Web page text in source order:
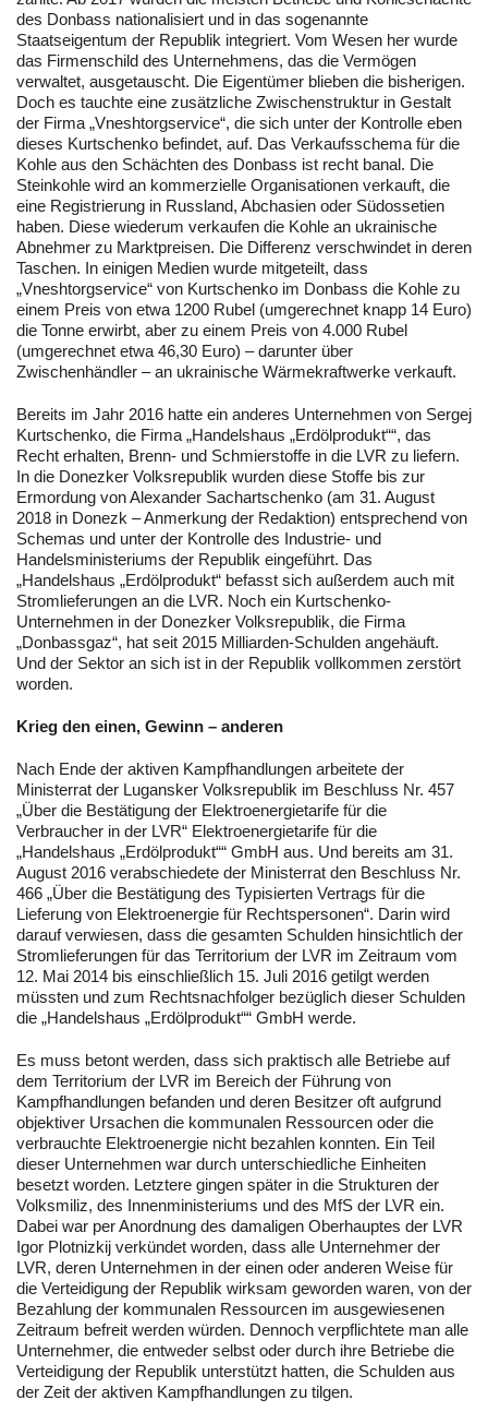
des Donbass nationalisiert und in das sogenannte
Staatseigentum der Republik integriert. Vom Wesen her wurde
das Firmenschild des Unternehmens, das die Vermögen
verwaltet, ausgetauscht. Die Eigentümer blieben die bisherigen.
Doch es tauchte eine zusätzliche Zwischenstruktur in Gestalt
der Firma „Vneshtorgservice“, die sich unter der Kontrolle eben
dieses Kurtschenko befindet, auf. Das Verkaufsschema für die
Kohle aus den Schächten des Donbass ist recht banal. Die
Steinkohle wird an kommerzielle Organisationen verkauft, die
eine Registrierung in Russland, Abchasien oder Südossetien
haben. Diese wiederum verkaufen die Kohle an ukrainische
Abnehmer zu Marktpreisen. Die Differenz verschwindet in deren
Taschen. In einigen Medien wurde mitgeteilt, dass
„Vneshtorgservice“ von Kurtschenko im Donbass die Kohle zu
einem Preis von etwa 1200 Rubel (umgerechnet knapp 14 Euro)
die Tonne erwirbt, aber zu einem Preis von 4.000 Rubel
(umgerechnet etwa 46,30 Euro) – darunter über
Zwischenhändler – an ukrainische Wärmekraftwerke verkauft.
Bereits im Jahr 2016 hatte ein anderes Unternehmen von Sergej
Kurtschenko, die Firma „Handelshaus „Erdölprodukt““, das
Recht erhalten, Brenn- und Schmierstoffe in die LVR zu liefern.
In die Donezker Volksrepublik wurden diese Stoffe bis zur
Ermordung von Alexander Sachartschenko (am 31. August
2018 in Donezk – Anmerkung der Redaktion) entsprechend von
Schemas und unter der Kontrolle des Industrie- und
Handelsministeriums der Republik eingeführt. Das
„Handelshaus „Erdölprodukt“ befasst sich außerdem auch mit
Stromlieferungen an die LVR. Noch ein Kurtschenko-
Unternehmen in der Donezker Volksrepublik, die Firma
„Donbassgaz“, hat seit 2015 Milliarden-Schulden angehäuft.
Und der Sektor an sich ist in der Republik vollkommen zerstört
worden.
Krieg den einen, Gewinn – anderen
Nach Ende der aktiven Kampfhandlungen arbeitete der
Ministerrat der Lugansker Volksrepublik im Beschluss Nr. 457
„Über die Bestätigung der Elektroenergietarife für die
Verbraucher in der LVR“ Elektroenergietarife für die
„Handelshaus „Erdölprodukt““ GmbH aus. Und bereits am 31.
August 2016 verabschiedete der Ministerrat den Beschluss Nr.
466 „Über die Bestätigung des Typisierten Vertrags für die
Lieferung von Elektroenergie für Rechtspersonen“. Darin wird
darauf verwiesen, dass die gesamten Schulden hinsichtlich der
Stromlieferungen für das Territorium der LVR im Zeitraum vom
12. Mai 2014 bis einschließlich 15. Juli 2016 getilgt werden
müssten und zum Rechtsnachfolger bezüglich dieser Schulden
die „Handelshaus „Erdölprodukt““ GmbH werde.
Es muss betont werden, dass sich praktisch alle Betriebe auf
dem Territorium der LVR im Bereich der Führung von
Kampfhandlungen befanden und deren Besitzer oft aufgrund
objektiver Ursachen die kommunalen Ressourcen oder die
verbrauchte Elektroenergie nicht bezahlen konnten. Ein Teil
dieser Unternehmen war durch unterschiedliche Einheiten
besetzt worden. Letztere gingen später in die Strukturen der
Volksmiliz, des Innenministeriums und des MfS der LVR ein.
Dabei war per Anordnung des damaligen Oberhauptes der LVR
Igor Plotnizkij verkündet worden, dass alle Unternehmer der
LVR, deren Unternehmen in der einen oder anderen Weise für
die Verteidigung der Republik wirksam geworden waren, von der
Bezahlung der kommunalen Ressourcen im ausgewiesenen
Zeitraum befreit werden würden. Dennoch verpflichtete man alle
Unternehmer, die entweder selbst oder durch ihre Betriebe die
Verteidigung der Republik unterstützt hatten, die Schulden aus
der Zeit der aktiven Kampfhandlungen zu tilgen.